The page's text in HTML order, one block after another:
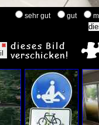
sehr gut gut